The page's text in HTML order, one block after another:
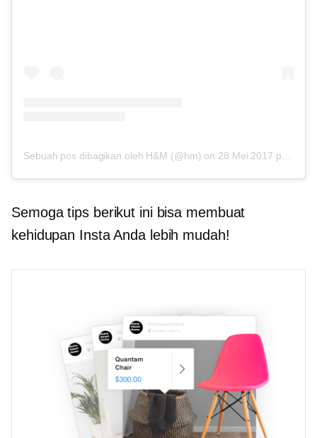
Sebuah pos dibagikan oleh H&M (@hm) on 28 Mei 2017 pukul 1:13 PDT
Semoga tips berikut ini bisa membuat
kehidupan Insta Anda lebih mudah!